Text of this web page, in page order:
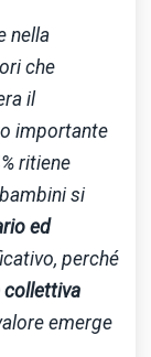
nella
che
il
importante
ritiene
si
ed
perché
collettiva
emerge